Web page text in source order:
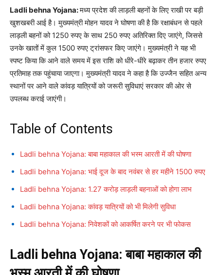
Ladli behna Yojana:मध्य प्रदेश की लाड़ली बहनों के लिए राखी पर बड़ी
खुशखबरी आई है। मुख्यमंत्री मोहन यादव ने घोषणा की है कि रक्षाबंधन से पहले
लाड़ली बहनों को 1250 रुपए के साथ 250 रुपए अतिरिक्त दिए जाएंगे, जिससे
उनके खातों में कुल 1500 रुपए ट्रांसफर किए जाएंगे। मुख्यमंत्री ने यह भी
स्पष्ट किया कि आने वाले समय में इस राशि को धीरे-धीरे बढ़ाकर तीन हजार रुपए
प्रतिमाह तक पहुंचाया जाएगा। मुख्यमंत्री यादव ने कहा है कि उज्जैन सहित अन्य
स्थानों पर आने वाले कांवड़ यात्रियों को जरूरी सुविधाएं सरकार की ओर से
उपलब्ध कराई जाएंगी।
Table of Contents
Ladli behna Yojana: बाबा महाकाल की भस्म आरती में की घोषणा
Ladli behna Yojana: भाई दूज के बाद नवंबर से हर महीने 1500 रुपए
Ladli behna Yojana: 1.27 करोड़ लाड़ली बहनाओं को होगा लाभ
Ladli behna Yojana: कांवड़ यात्रियों को भी मिलेगी सुविधा
Ladli behna Yojana: निवेशकों को आकर्षित करने पर भी फोकस
Ladli behna Yojana: बाबा महाकाल की